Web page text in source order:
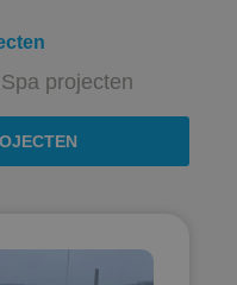
projecten